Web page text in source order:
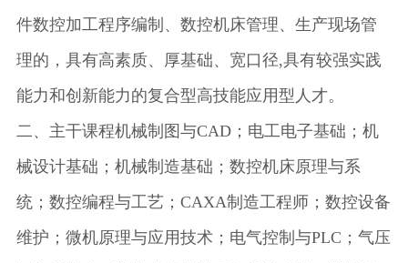
件数控加工程序编制、数控机床管理、生产现场管
理的，具有高素质、厚基础、宽口径,具有较强实践
能力和创新能力的复合型高技能应用型人才。
二、主干课程机械制图与CAD；电工电子基础；机
械设计基础；机械制造基础；数控机床原理与系
统；数控编程与工艺；CAXA制造工程师；数控设备
维护；微机原理与应用技术；电气控制与PLC；气压